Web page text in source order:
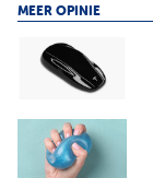
MEER OPINIE